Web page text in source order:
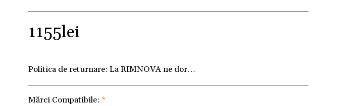
1155lei
Politica de returnare: La RIMNOVA ne dorim ca fiecare client să fie pe
Mărci Compatibile: *